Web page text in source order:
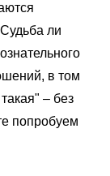
ли
в том
– без
попробуем